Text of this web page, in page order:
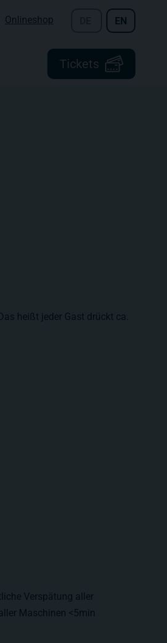
Tickets
Onlineshop EN
heißt jeder Gast drückt ca.
Verspätung aller
Maschinen <5min